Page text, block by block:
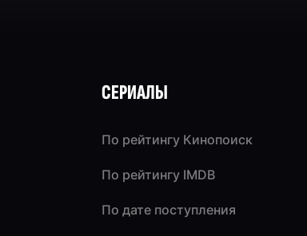
СЕРИАЛЫ
По рейтингу Кинопоиск
По рейтингу IMDB
По дате поступления